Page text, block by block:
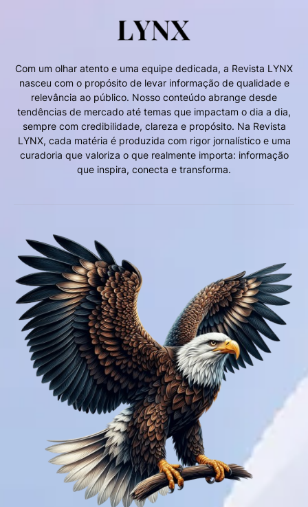
Com um olhar atento e uma equipe dedicada, a Revista LYNX
nasceu com o propósito de levar informação de qualidade e
relevância ao público. Nosso conteúdo abrange desde
tendências de mercado até temas que impactam o dia a dia,
sempre com credibilidade, clareza e propósito. Na Revista
LYNX, cada matéria é produzida com rigor jornalístico e uma
curadoria que valoriza o que realmente importa: informação
que inspira, conecta e transforma.